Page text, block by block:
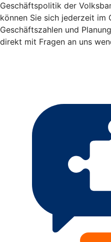
Geschäftspolitik der
können Sie sich jederzeit im
Geschäftszahlen und
direkt mit Fragen an uns